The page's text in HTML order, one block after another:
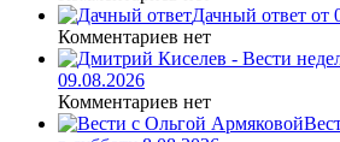
Дачный ответ от
Комментариев нет
09.08.2026
Комментариев нет